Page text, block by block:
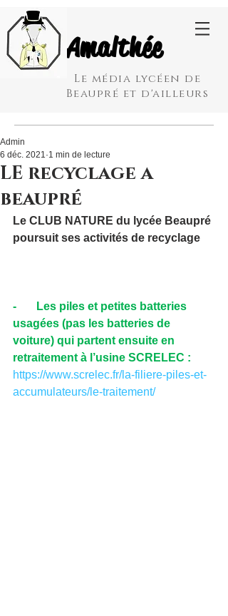
Amalthée
Le média lycéen de
Beaupré et d'ailleurs
LE recyclage a
beaupré
Admin
6 déc. 2021 1 min de lecture
Le CLUB NATURE du lycée Beaupré
poursuit ses activités de recyclage
-       Les piles et petites batteries
usagées (pas les batteries de
voiture) qui partent ensuite en
retraitement à l’usine SCRELEC :
https://www.screlec.fr/la-filiere-piles-et-
accumulateurs/le-traitement/